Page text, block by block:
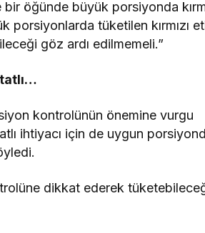
öğünde büyük porsiyonda
tüketilen kırmızı
göz ardı edilmemeli.”
kontrolünün önemine vurgu
ihtiyacı için de uygun
dikkat ederek